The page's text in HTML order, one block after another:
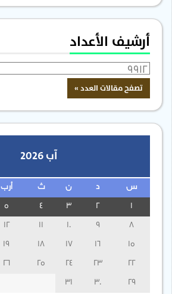
أرشيف الأعداد
آب 2026
س ن ث أرب
3
15
16
17
18
19
22
23
24
25
26
29
30
31